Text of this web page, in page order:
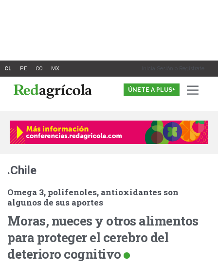
Inicia Sesión o Registrate
ÚNETE A PLUS+
.Chile
Omega 3, polifenoles, antioxidantes son
algunos de sus aportes
Moras, nueces y otros alimentos
para proteger el cerebro del
deterioro cognitivo